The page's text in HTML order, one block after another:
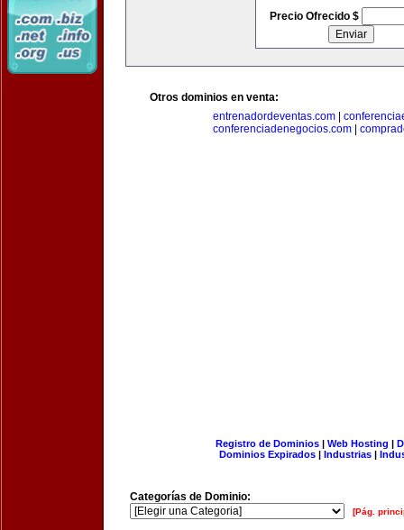
Precio Ofrecido $
Otros dominios en venta:
entrenadordeventas.com
conferenciadenegocios.com|
Registro de Dominios| Web Hosting |
Dominios Expirados | Industrias |
Categorías de Dominio:
[Pág.